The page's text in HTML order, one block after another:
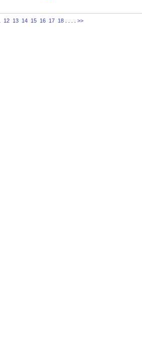
12 13 14 15 16 17 18 >>